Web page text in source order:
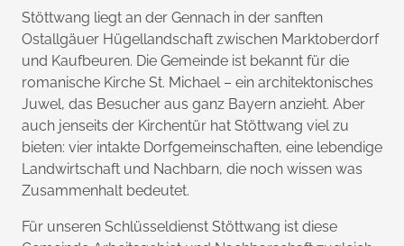
Stöttwang liegt an der Gennach in der sanften
Ostallgäuer Hügellandschaft zwischen Marktoberdorf
und Kaufbeuren. Die Gemeinde ist bekannt für die
romanische Kirche St. Michael – ein architektonisches
Juwel, das Besucher aus ganz Bayern anzieht. Aber
auch jenseits der Kirchentür hat Stöttwang viel zu
bieten: vier intakte Dorfgemeinschaften, eine lebendige
Landwirtschaft und Nachbarn, die noch wissen was
Zusammenhalt bedeutet.
Für unseren Schlüsseldienst Stöttwang ist diese